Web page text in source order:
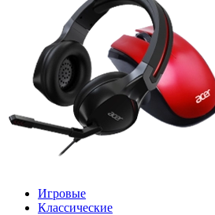
Игровые
Классические